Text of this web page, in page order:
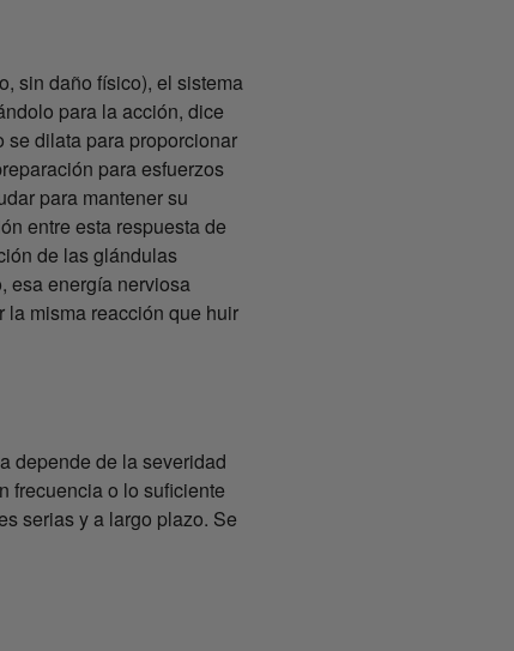
sin daño físico), el sistema
para la acción, dice
dilata para proporcionar
para esfuerzos
para mantener su
entre esta respuesta de
de las glándulas
esa energía nerviosa
la misma reacción que huir
depende de la severidad
frecuencia o lo suficiente
serias y a largo plazo. Se